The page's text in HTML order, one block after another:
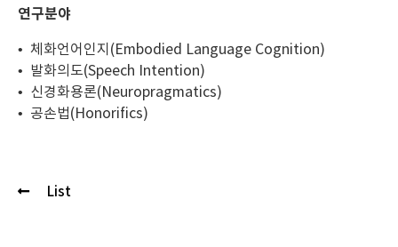
연구분야
• 체화언어인지(Embodied Language Cognition)
• 발화의도(Speech Intention)
• 신경화용론(Neuropragmatics)
• 공손법(Honorifics)
List